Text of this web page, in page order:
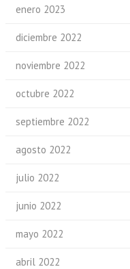
enero 2023
diciembre 2022
noviembre 2022
octubre 2022
septiembre 2022
agosto 2022
julio 2022
junio 2022
mayo 2022
abril 2022